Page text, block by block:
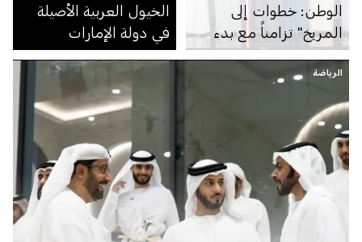
الوطن: خطوات إلى
المريخ" تزامناً مع بدء
العد التنازلي لأكبر حدث
رياضي متعدد الألعاب
في المنطقة
الخيول العربية الأصيلة
في دولة الإمارات
الرياضة